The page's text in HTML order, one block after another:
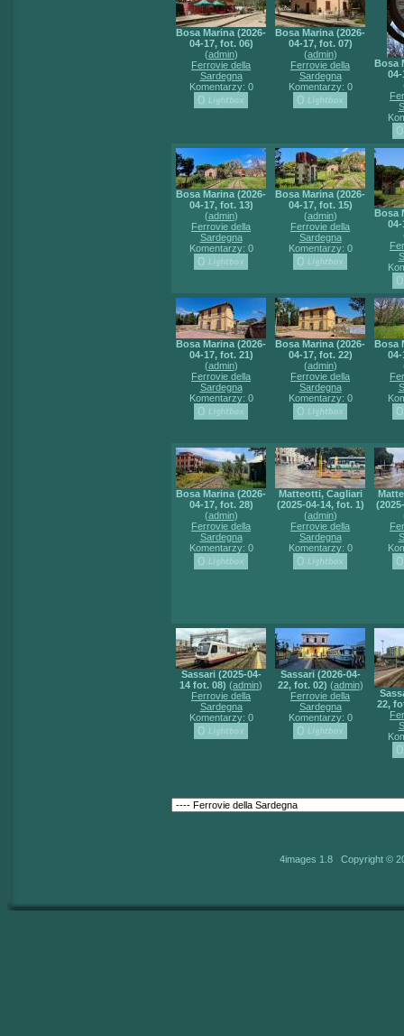
Bosa Marina (2026-
04-17, fot. 06)
(admin)
Ferrovie della
Sardegna
Komentarzy: 0
Bosa Marina (2026-
04-17, fot. 07)
(admin)
Ferrovie della
Sardegna
Komentarzy: 0
Bosa
Bosa Marina (2026-
04-17, fot. 13)
(admin)
Ferrovie della
Sardegna
Komentarzy: 0
Bosa Marina (2026-
04-17, fot. 15)
(admin)
Ferrovie della
Sardegna
Komentarzy: 0
Bosa
Bosa Marina (2026-
04-17, fot. 21)
(admin)
Ferrovie della
Sardegna
Komentarzy: 0
Bosa Marina (2026-
04-17, fot. 22)
(admin)
Ferrovie della
Sardegna
Komentarzy: 0
Bosa
Bosa Marina (2026-
04-17, fot. 28)
(admin)
Ferrovie della
Sardegna
Komentarzy: 0
Matteotti, Cagliari
(2025-04-14, fot. 1)
(admin)
Ferrovie della
Sardegna
Komentarzy: 0
Sassari (2025-04-
14 fot. 08) (admin)
Ferrovie della
Sardegna
Komentarzy: 0
Sassari (2026-04-
22, fot. 02) (admin)
Ferrovie della
Sardegna
Komentarzy: 0
22,
4images 1.8 Copyright ©